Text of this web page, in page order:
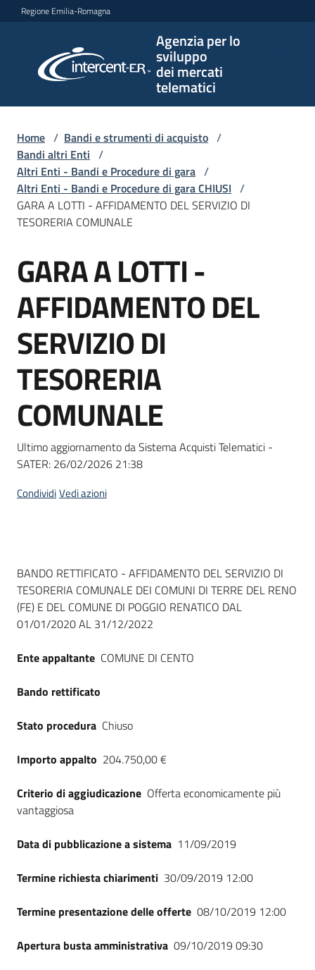
Vai al contenuto
Vai alla navigazione
Vai al footer
Regione Emilia-Romagna
Agenzia per lo
sviluppo
dei mercati
telematici
per lo
sviluppo
telematici
L'Agenzia
Bandi
e
di
Supporto
telematiche
site
su
Home / Bandi e strumenti di acquisto /
Bandi altri Enti /
Altri Enti - Bandi e Procedure di gara /
Altri Enti - Bandi e Procedure di gara CHIUSI /
GARA A LOTTI - AFFIDAMENTO DEL SERVIZIO DI
TESORERIA COMUNALE
Salta al contenuto
GARA A LOTTI -
AFFIDAMENTO DEL
SERVIZIO DI
TESORERIA
COMUNALE
Ultimo aggiornamento da Sistema Acquisti Telematici -
SATER: 26/02/2026 21:38
CondividiVedi azioni
Dati del bando
BANDO RETTIFICATO - AFFIDAMENTO DEL SERVIZIO DI
TESORERIA COMUNALE DEI COMUNI DI TERRE DEL RENO
(FE) E DEL COMUNE DI POGGIO RENATICO DAL
01/01/2020 AL 31/12/2022
Ente appaltante COMUNE DI CENTO
Bando rettificato
Stato procedura Chiuso
Importo appalto 204.750,00 €
Criterio di aggiudicazione Offerta economicamente più
vantaggiosa
Data di pubblicazione a sistema 11/09/2019
Termine richiesta chiarimenti 30/09/2019 12:00
Termine presentazione delle offerte 08/10/2019 12:00
Apertura busta amministrativa 09/10/2019 09:30